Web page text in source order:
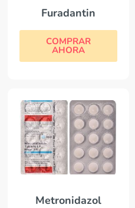
Furadantin
COMPRAR
AHORA
Metronidazol